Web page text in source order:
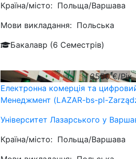
Країна/місто: Польща/Варшава
Мови викладання: Польська
Бакалавр (6 Семестрів)
3550€/Рік
Електронна комерція та
Менеджмент (LAZAR-bs-pl-
Університет Лазарського у
Країна/місто: Польща/Варшава